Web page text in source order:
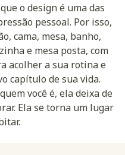
o design é uma das
pessoal. Por isso,
cama, mesa, banho,
e mesa posta, com
acolher a sua rotina e
capítulo de sua vida.
você é, ela deixa de
Ela se torna um lugar